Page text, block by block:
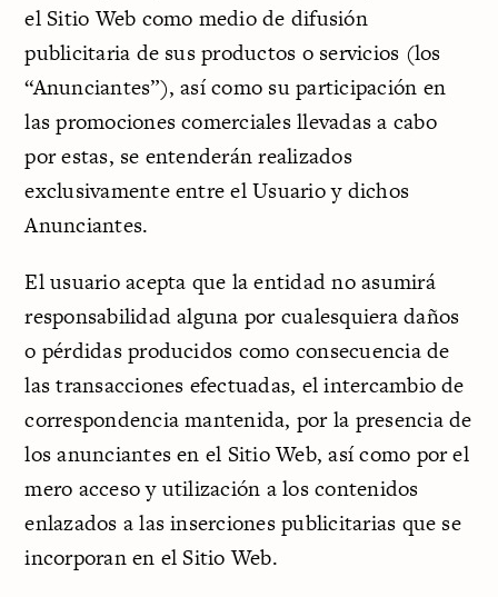
el Sitio Web como medio de difusión
publicitaria de sus productos o servicios (los
“Anunciantes”), así como su participación en
las promociones comerciales llevadas a cabo
por estas, se entenderán realizados
exclusivamente entre el Usuario y dichos
Anunciantes.
El usuario acepta que la entidad no asumirá
responsabilidad alguna por cualesquiera daños
o pérdidas producidos como consecuencia de
las transacciones efectuadas, el intercambio de
correspondencia mantenida, por la presencia de
los anunciantes en el Sitio Web, así como por el
mero acceso y utilización a los contenidos
enlazados a las inserciones publicitarias que se
incorporan en el Sitio Web.